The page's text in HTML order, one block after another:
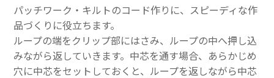
パッチワーク・キルトのコード作りに、スピーディな作
品づくりに役立ちます。
ループの端をクリップ部にはさみ、ループの中へ押し込
みながら返していきます。中芯を通す場合、あらかじめ
穴に中芯をセットしておくと、ループを返しながら中芯